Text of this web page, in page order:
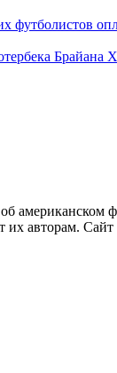
футболистов
Брайана
американском
их авторам.